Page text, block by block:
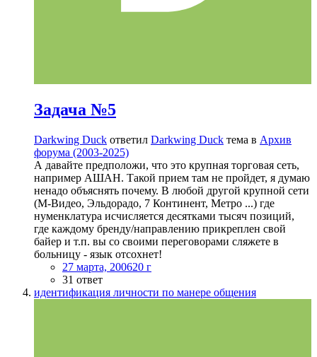
Задача №5
Darkwing Duck ответил Darkwing Duck тема в Архив
форума (2003-2025)
А давайте предположи, что это крупная торговая сеть,
например АШАН. Такой прием там не пройдет, я думаю
ненадо объяснять почему. В любой другой крупной сети
(М-Видео, Эльдорадо, 7 Континент, Метро ...) где
нуменклатура исчисляется десятками тысяч позиций,
где каждому бренду/направлению прикреплен свой
байер и т.п. вы со своими переговорами сляжете в
больницу - язык отсохнет!
27 марта, 200620 г
31 ответ
идентификация личности по манере общения